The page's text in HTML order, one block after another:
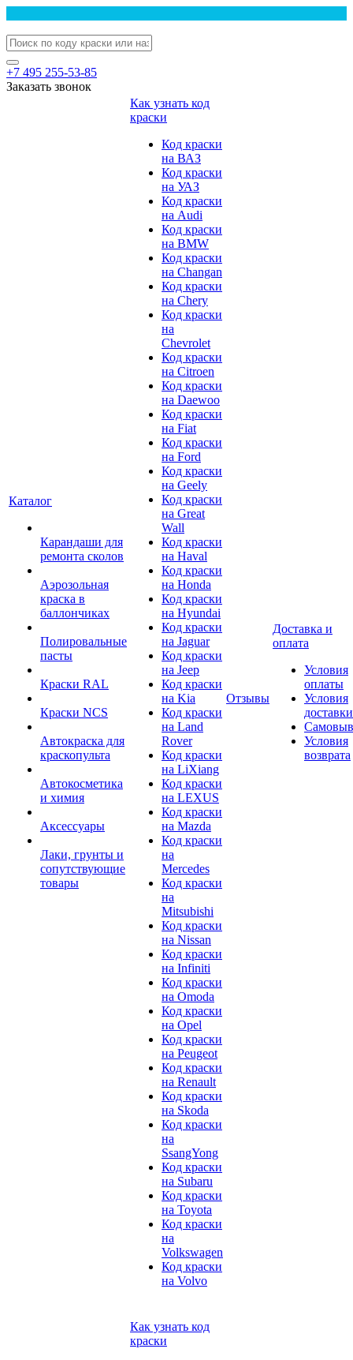
+7 495 255-53-85
Заказать звонок
Каталог
Карандаши для
ремонта сколов
Аэрозольная
краска в
баллончиках
Полировальные
пасты
Краски RAL
Краски NCS
Автокраска для
краскопульта
Автокосметика
и химия
Аксессуары
Лаки, грунты и
сопутствующие
товары
Как узнать код
краски
Код краски
на ВАЗ
Код краски
на УАЗ
Код краски
на Audi
Код краски
на BMW
Код краски
на Changan
Код краски
на Chery
Код краски
на
Chevrolet
Код краски
на Citroen
Код краски
на Daewoo
Код краски
на Fiat
Код краски
на Ford
Код краски
на Geely
Код краски
на Great
Wall
Код краски
на Haval
Код краски
на Honda
Код краски
на Hyundai
Код краски
на Jaguar
Код краски
на Jeep
Код краски
на Kia
Код краски
на Land
Rover
Код краски
на LiXiang
Код краски
на LEXUS
Код краски
на Mazda
Код краски
на
Mercedes
Код краски
на
Mitsubishi
Код краски
на Nissan
Код краски
на Infiniti
Код краски
на Omoda
Код краски
на Opel
Код краски
на Peugeot
Код краски
на Renault
Код краски
на Skoda
Код краски
на
SsangYong
Код краски
на Subaru
Код краски
на Toyota
Код краски
на
Volkswagen
Код краски
на Volvo
Отзывы
Доставка и
оплата
Условия
оплаты
Условия
доставки
Условия
возврата
Как узнать код
краски